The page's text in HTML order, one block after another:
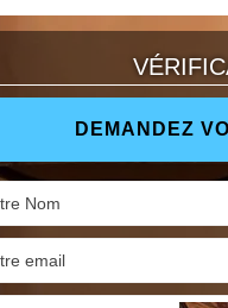
DEMANDEZ